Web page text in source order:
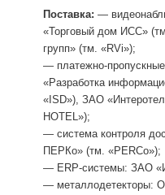
Поставка: —
«Торговый дом ИСС»
групп» (тм. «RVi»);
— платежно-
«Разработка
«ISD»), ЗАО
HOTEL»);
— система контроля
ПЕРКо» (тм. «PERCo»);
— ERP-системы: ЗАО
—